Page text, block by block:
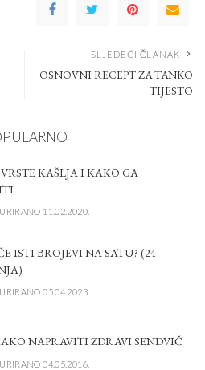
SLJEDEĆI ČLANAK
OSNOVNI RECEPT ZA TANKO
TIJESTO
KAŠLJA I KAKO GA
11.02.2020.
ISTI BROJEVI NA SATU? (24
05.04.2023.
NAPRAVITI ZDRAVI SENDVIČ
04.05.2016.